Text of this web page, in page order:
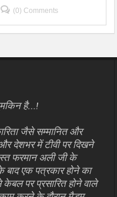
(0) Comments
है…!
जैसे सम्मानित और
देशभर में टीवी पर दिखने
फरमान अली जी के
एक पत्रकार होने का
पर प्रसारित होने वाले